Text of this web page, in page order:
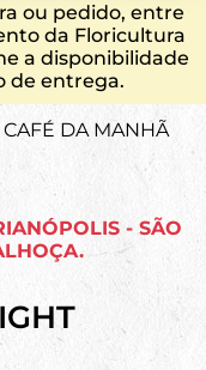
ou pedido, entre
da Floricultura
a disponibilidade
de entrega.
CAFÉ DA MANHÃ
- SÃO